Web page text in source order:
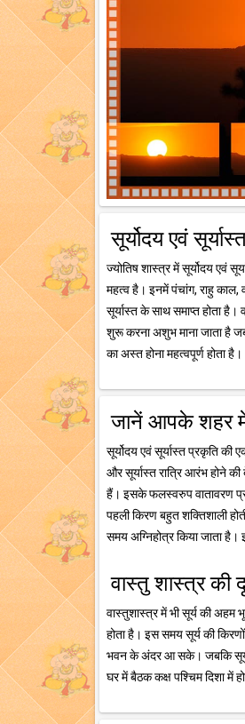
सूर्योदय एवं
ज्योतिष शास्त्र में सूर्योदय एवं
महत्व है। इनमें पंचांग, राहु काल,
सूर्यास्त के साथ समाप्त होता है।
शुरू करना अशुभ माना जाता है
का अस्त होना महत्वपूर्ण होता है।
जानें आपके शहर में
सूर्योदय एवं सूर्यास्त प्रकृति की
और सूर्यास्त रात्रि आरंभ होने की
हैं। इसके फलस्वरुप वातावरण
पहली किरण बहुत शक्तिशाली
समय अग्निहोत्र किया जाता है।
वास्तु शास्त्र की
वास्तुशास्त्र में भी सूर्य की अहम
होता है। इस समय सूर्य की
भवन के अंदर आ सके। जबकि
घर में बैठक कक्ष पश्चिम दिशा में